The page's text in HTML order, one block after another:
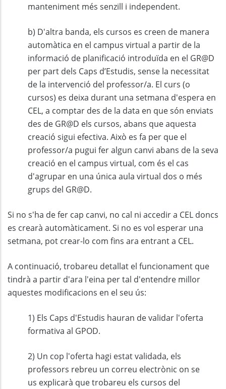
manteniment més senzill i independent.
b) D'altra banda, els cursos es creen de manera
automàtica en el campus virtual a partir de la
informació de planificació introduïda en el GR@D
per part dels Caps d’Estudis, sense la necessitat
de la intervenció del professor/a. El curs (o
cursos) es deixa durant una setmana d'espera en
CEL, a comptar des de la data en que són enviats
des de GR@D els cursos, abans que aquesta
creació sigui efectiva. Això es fa per que el
professor/a pugui fer algun canvi abans de la seva
creació en el campus virtual, com és el cas
d'agrupar en una única aula virtual dos o més
grups del GR@D.
Si no s'ha de fer cap canvi, no cal ni accedir a CEL doncs
es crearà automàticament. Si no es vol esperar una
setmana, pot crear-lo com fins ara entrant a CEL.
A continuació, trobareu detallat el funcionament que
tindrà a partir d'ara l'eina per tal d'entendre millor
aquestes modificacions en el seu ús:
1) Els Caps d'Estudis hauran de validar l'oferta
formativa al GPOD.
2) Un cop l'oferta hagi estat validada, els
professors rebreu un correu electrònic on se
us explicarà que trobareu els cursos del